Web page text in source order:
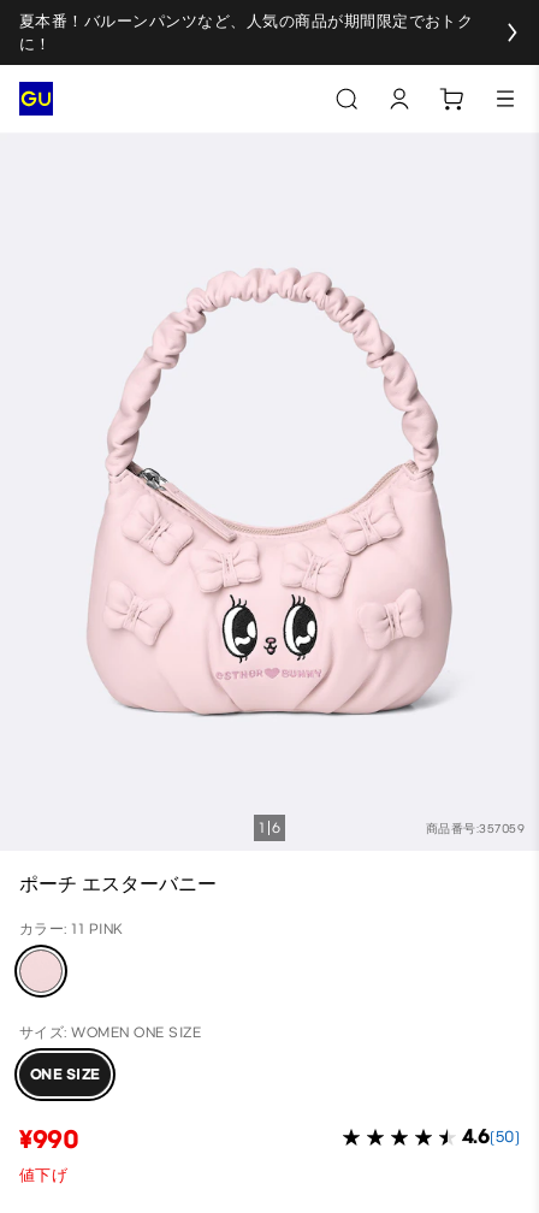
夏本番！バルーンパンツなど、人気の商品が期間限定でおトク
に！
商品番号:357059
1 6
ポーチ エスターバニー
カラー: 11 PINK
サイズ: WOMEN ONE SIZE
ONE SIZE
¥990 4.6(50)
値下げ